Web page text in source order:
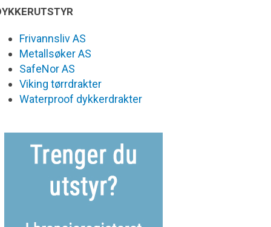
Frivannsliv AS
Metallsøker AS
SafeNor AS
Viking tørrdrakter
Waterproof dykkerdrakter